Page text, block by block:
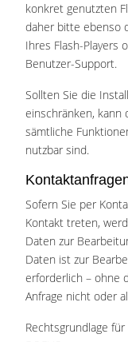
konkret genutzten
daher bitte ebenso
Ihres Flash-Players
Benutzer-Support.
Sollten Sie die
einschränken, kann
sämtliche
nutzbar sind.
Sofern Sie per
Kontakt treten,
Daten zur
Daten ist zur
erforderlich – ohne
Anfrage nicht oder
Rechtsgrundlage